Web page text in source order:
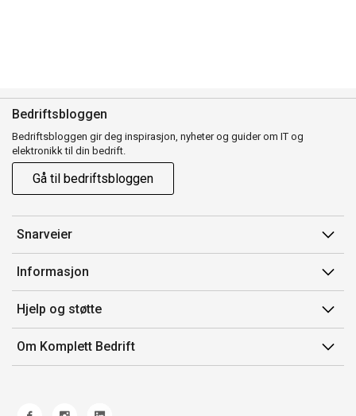
Bedriftsbloggen
Bedriftsbloggen gir deg inspirasjon, nyheter og guider om IT og
elektronikk til din bedrift.
Gå til bedriftsbloggen
Snarveier
Min side
Ordreoversikt
Mine produkter
Informasjon
Salgsbetingelser
Avtalevilkår for Komplett Bedrift Pluss
Produsenter
Hjelp og støtte
Kontakt oss
Retur
Om Komplett Bedrift